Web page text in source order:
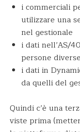
i commerciali
utilizzare una
nel gestionale
i dati nell’AS/
persone
i dati in
da quelli del
Quindi c’è una
viste prima